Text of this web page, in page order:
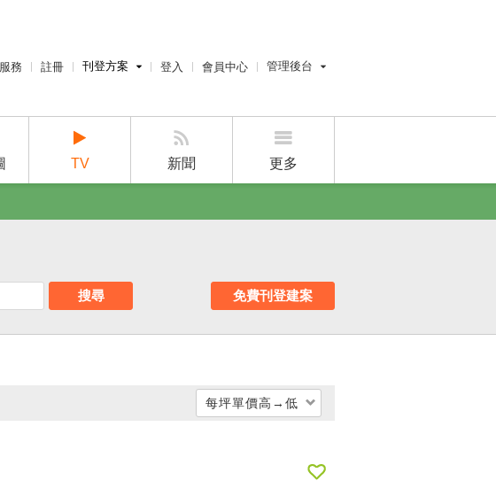
務 註冊 刊登方案
廣告刊登
建案刊登
登入 會員中心 管理後台
屋主管理後台
TV 新聞 更多
搜尋 免費刊登建案
每坪單價高→低